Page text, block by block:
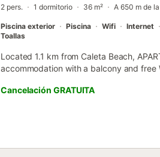
2 pers. 1 dormitorio 36 m² A 650 m de
Piscina exterior Piscina Wifi Internet
Toallas
Located 1.1 km from Caleta Beach,
accommodation with a balcony and
Cancelación GRATUITA